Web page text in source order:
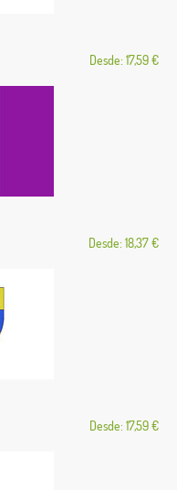
Desde: 17,59 €
Desde: 18,37 €
Desde: 17,59 €